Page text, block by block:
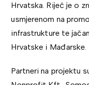
Hrvatska. Riječ je o
usmjerenom na
infrastrukture te
Hrvatske i Mađarske.
Partneri na projektu